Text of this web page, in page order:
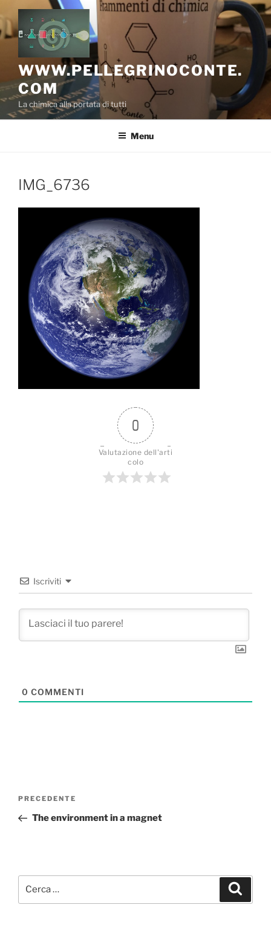
Salta
al
contenuto
WWW.PELLEGRINOCONTE.
COM
La chimica alla portata di tutti
Menu
IMG_6736
0
Valutazione dell'arti
colo
Iscriviti
0 COMMENTI
Navigazione
Articolo
precedente:
PRECEDENTE
The environment in a magnet